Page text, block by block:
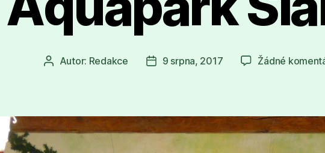
AutorAutor: Redakce
Datum
9 srpna, 2017 Žádné